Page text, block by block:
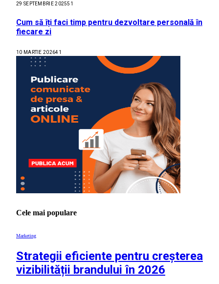
29 SEPTEMBRIE 202551
Cum să îți faci timp pentru dezvoltare personală în
fiecare zi
10 MARTIE 202641
Cele mai populare
Marketing
Strategii eficiente pentru creșterea
vizibilității brandului în 2026